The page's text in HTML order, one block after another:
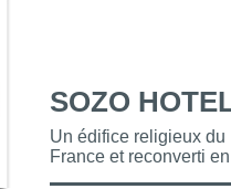
SOZO
Un édifice religieux
France et reconverti